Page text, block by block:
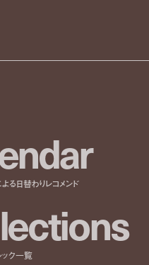
ndar
る日替わりレコメンド
ections
ック一覧